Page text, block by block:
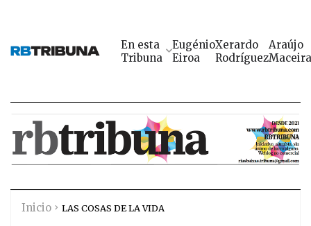
En esta
Tribuna
Eugénio
Eiroa
Xerardo
Rodríguez
Araújo
Maceira
Inicio LAS COSAS DE LA VIDA